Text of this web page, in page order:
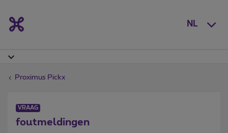
NL
Proximus Pickx
VRAAG
foutmeldingen